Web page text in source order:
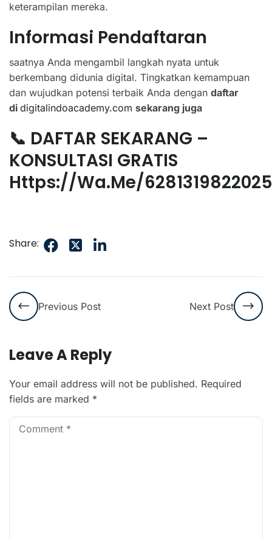
keterampilan mereka.
Informasi Pendaftaran
saatnya Anda mengambil langkah nyata untuk
berkembang didunia digital. Tingkatkan kemampuan
dan wujudkan potensi terbaik Anda dengan daftar
di digitalindoacademy.com sekarang juga
📞 DAFTAR SEKARANG –
KONSULTASI GRATIS
Https://wa.me/6281319822025
Share:
Previous Post Next Post
Leave A Reply
Your email address will not be published. Required
fields are marked *